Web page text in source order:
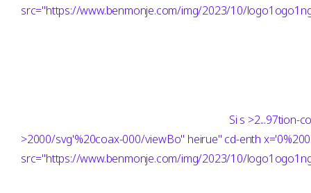
src="https://www.benmonje.com/img/2023/10/
Si s >2...97tion-
>2000/svg'%20coax-000/viewBo" heirue" cd-enth
src="https://www.benmonje.com/img/2023/10/